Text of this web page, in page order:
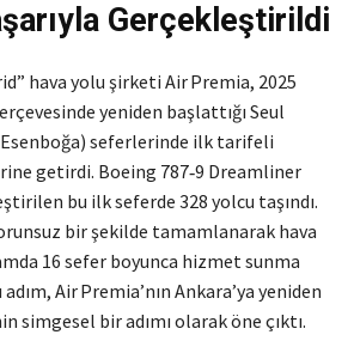
Gerçekleştirildi
hava yolu şirketi Air Premia, 2025
yeniden başlattığı Seul
seferlerinde ilk tarifeli
getirdi. Boeing 787‑9 Dreamliner
bu ilk seferde 328 yolcu taşındı.
bir şekilde tamamlanarak hava
16 sefer boyunca hizmet sunma
Air Premia’nın Ankara’ya yeniden
simgesel bir adımı olarak öne çıktı.